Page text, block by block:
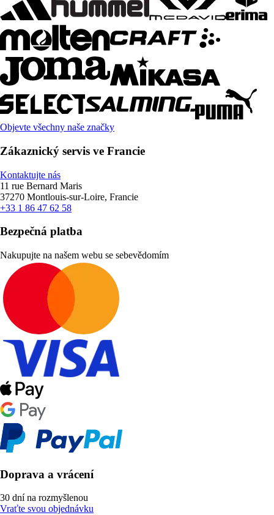
Objevte všechny naše značky
Zákaznický servis ve Francie
Kontaktujte nás
11 rue Bernard Maris
37270 Montlouis-sur-Loire, Francie
+33 1 86 47 62 58
Bezpečná platba
Nakupujte na našem webu se sebevědomím
Doprava a vrácení
30 dní na rozmyšlenou
Vraťte svou objednávku